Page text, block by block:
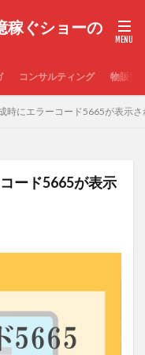
稼ぐショーの
コンサルティング 物販実
時にエラーコード5665が表示
ード5665が表示